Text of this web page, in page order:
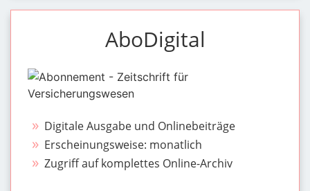
AboDigital
Digitale Ausgabe und Onlinebeiträge
Erscheinungsweise: monatlich
Zugriff auf komplettes Online-Archiv